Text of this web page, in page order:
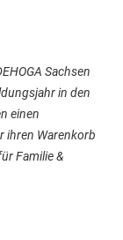
Sachsen
in den
einen
ihren Warenkorb
Familie &